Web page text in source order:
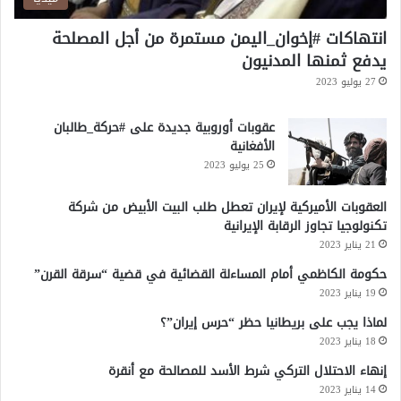
ن
ي
أ
م
ك
ي
ة
انتهاكات #إخوان_اليمن مستمرة من أجل المصلحة
يدفع ثمنها المدنيون
27 يوليو 2023
عقوبات أوروبية جديدة على #حركة_طالبان
الأفغانية
25 يوليو 2023
العقوبات الأميركية لإيران تعطل طلب البيت الأبيض من شركة
تكنولوجيا تجاوز الرقابة الإيرانية
21 يناير 2023
حكومة الكاظمي أمام المساءلة القضائية في قضية “سرقة القرن”
19 يناير 2023
لماذا يجب على بريطانيا حظر “حرس إيران”؟
18 يناير 2023
إنهاء الاحتلال التركي شرط الأسد للمصالحة مع أنقرة
14 يناير 2023